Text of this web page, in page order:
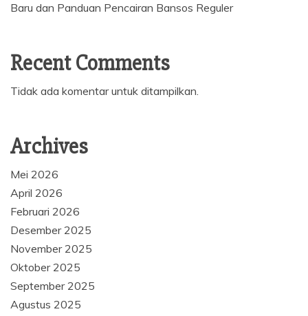
Baru dan Panduan Pencairan Bansos Reguler
Recent Comments
Tidak ada komentar untuk ditampilkan.
Archives
Mei 2026
April 2026
Februari 2026
Desember 2025
November 2025
Oktober 2025
September 2025
Agustus 2025